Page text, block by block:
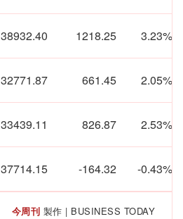
38932.40 1218.25 3.23%
32771.87 661.45 2.05%
33439.11 826.87 2.53%
37714.15 -164.32 -0.43%
今周刊 製作 | BUSINESS TODAY